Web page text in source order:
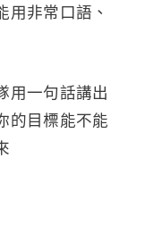
非常口語、
用一句話講出
的目標能不能